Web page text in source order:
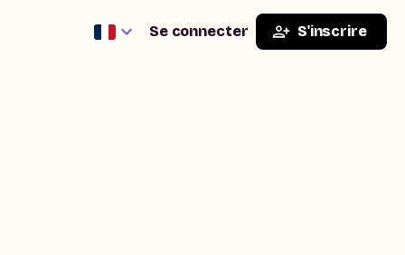
Se connecter S'inscrire